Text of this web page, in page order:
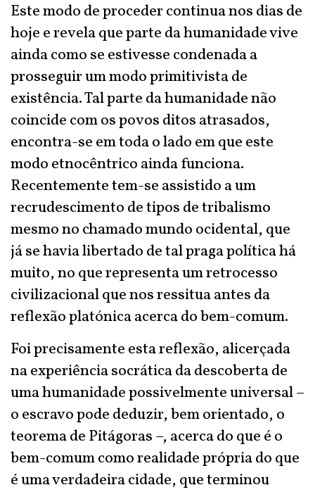
Este modo de proceder continua nos dias de
hoje e revela que parte da humanidade vive
ainda como se estivesse condenada a
prosseguir um modo primitivista de
existência. Tal parte da humanidade não
coincide com os povos ditos atrasados,
encontra-se em toda o lado em que este
modo etnocêntrico ainda funciona.
Recentemente tem-se assistido a um
recrudescimento de tipos de tribalismo
mesmo no chamado mundo ocidental, que
já se havia libertado de tal praga política há
muito, no que representa um retrocesso
civilizacional que nos ressitua antes da
reflexão platónica acerca do bem-comum.
Foi precisamente esta reflexão, alicerçada
na experiência socrática da descoberta de
uma humanidade possivelmente universal –
o escravo pode deduzir, bem orientado, o
teorema de Pitágoras –, acerca do que é o
bem-comum como realidade própria do que
é uma verdadeira cidade, que terminou